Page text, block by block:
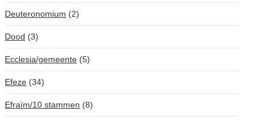
Deuteronomium (2)
Dood (3)
Ecclesia/gemeente (5)
Efeze (34)
Efraïm/10 stammen (8)